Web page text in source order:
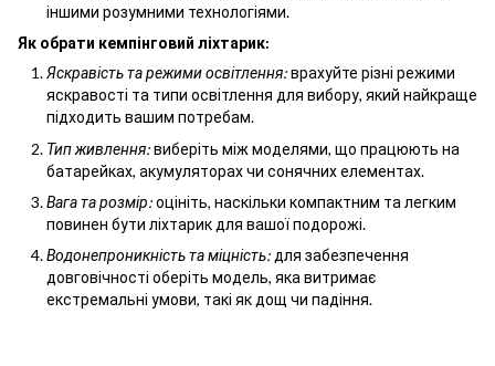
іншими розумними технологіями.
Як обрати кемпінговий ліхтарик:
Яскравість та режими освітлення:врахуйте різні режими
яскравості та типи освітлення для вибору, який найкраще
підходить вашим потребам.
Тип живлення:виберіть між моделями, що працюють на
батарейках, акумуляторах чи сонячних елементах.
Вага та розмір:оцініть, наскільки компактним та легким
повинен бути ліхтарик для вашої подорожі.
Водонепроникність та міцність: для забезпечення
довговічності оберіть модель, яка витримає
екстремальні умови, такі як дощ чи падіння.